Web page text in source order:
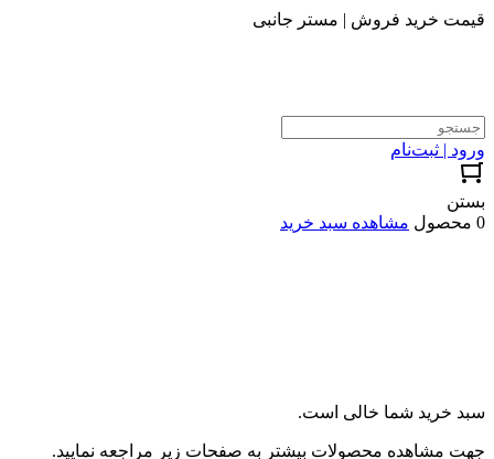
قیمت خرید فروش | مستر جانبی
ورود | ثبت‌نام
بستن
0 محصول
مشاهده سبد خرید
سبد خرید شما خالی است.
جهت مشاهده محصولات بیشتر به صفحات زیر مراجعه نمایید.